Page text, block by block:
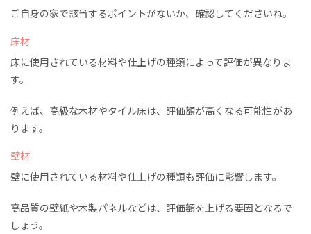
ご自身の家で該当するポイントがないか、確認してくださいね。
床材
床に使用されている材料や仕上げの種類によって評価が異なりま
す。
例えば、高級な木材やタイル床は、評価額が高くなる可能性があ
ります。
壁材
壁に使用されている材料や仕上げの種類も評価に影響します。
高品質の壁紙や木製パネルなどは、評価額を上げる要因となるで
しょう。